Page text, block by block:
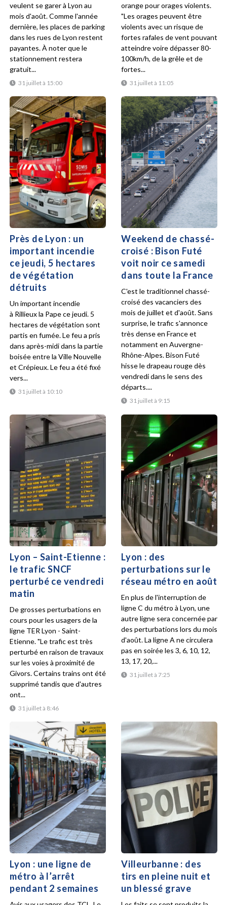
31 juillet à 15:00
veulent se garer à Lyon au
mois d'août. Comme l'année
dernière, les places de parking
dans les rues de Lyon restent
payantes. À noter que le
stationnement restera
gratuit...
31 juillet à 11:05
orange pour orages violents.
"Les orages peuvent être
violents avec un risque de
fortes rafales de vent pouvant
atteindre voire dépasser 80-
100km/h, de la grêle et de
fortes...
Près de Lyon : un
important incendie
ce jeudi, 5 hectares
de végétation
détruits
31 juillet à 10:10
Un important incendie
à Rillieux la Pape ce jeudi. 5
hectares de végétation sont
partis en fumée. Le feu a pris
dans après-midi dans la partie
boisée entre la Ville Nouvelle
et Crépieux. Le feu a été fixé
vers...
Weekend de chassé-
croisé : Bison Futé
voit noir ce samedi
dans toute la France
31 juillet à 9:15
C'est le traditionnel chassé-
croisé des vacanciers des
mois de juillet et d'août. Sans
surprise, le trafic s'annonce
très dense en France et
notamment en Auvergne-
Rhône-Alpes. Bison Futé
hisse le drapeau rouge dès
vendredi dans le sens des
départs....
Lyon – Saint-Etienne :
le trafic SNCF
perturbé ce vendredi
matin
31 juillet à 8:46
De grosses perturbations en
cours pour les usagers de la
ligne TER Lyon - Saint-
Etienne. "Le trafic est très
perturbé en raison de travaux
sur les voies à proximité de
Givors. Certains trains ont été
supprimé tandis que d'autres
ont...
Lyon : des
perturbations sur le
réseau métro en août
31 juillet à 7:25
En plus de l'interruption de
ligne C du métro à Lyon, une
autre ligne sera concernée par
des perturbations lors du mois
d'août. La ligne A ne circulera
pas en soirée les 3, 6, 10, 12,
13, 17, 20,...
Lyon : une ligne de
métro à l’arrêt
pendant 2 semaines
Villeurbanne : des
tirs en pleine nuit et
un blessé grave